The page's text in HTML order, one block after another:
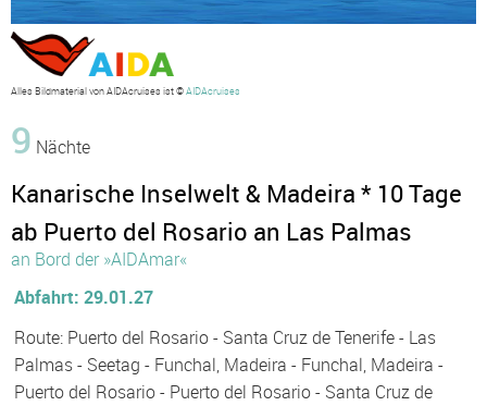
Alles Bildmaterial von AIDAcruises ist ©AIDAcruises
9 Nächte
Kanarische Inselwelt & Madeira * 10 Tage
ab Puerto del Rosario an Las Palmas
an Bord der »AIDAmar«
Abfahrt: 29.01.27
Route: Puerto del Rosario - Santa Cruz de Tenerife - Las
Palmas - Seetag - Funchal, Madeira - Funchal, Madeira -
Puerto del Rosario - Puerto del Rosario - Santa Cruz de